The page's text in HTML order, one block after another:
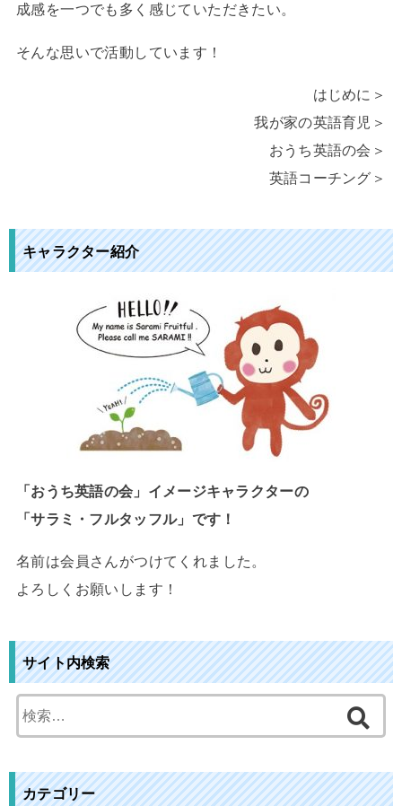
成感を一つでも多く感じていただきたい。
そんな思いで活動しています！
はじめに＞
我が家の英語育児＞
おうち英語の会＞
英語コーチング＞
キャラクター紹介
「おうち英語の会」イメージキャラクターの
「サラミ・フルタッフル」です！
名前は会員さんがつけてくれました。
よろしくお願いします！
サイト内検索
索
カテゴリー